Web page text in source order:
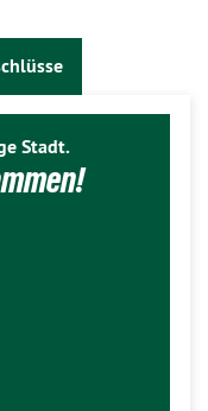
Stadt.